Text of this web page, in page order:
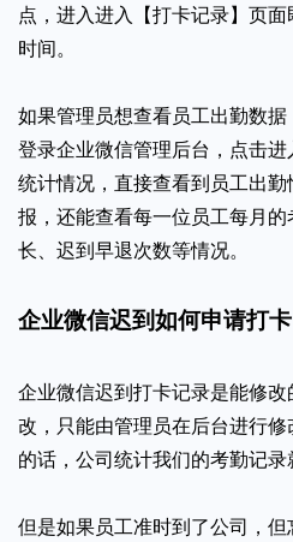
点，进入进入【打卡记录】页
时间。
如果管理员想查看员工出勤数
登录企业微信管理后台，点击进
统计情况，直接查看到员工出
报，还能查看每一位员工每月
长、迟到早退次数等情况。
企业微信迟到如何申请打卡
企业微信迟到打卡记录是能修
改，只能由管理员在后台进行
的话，公司统计我们的考勤记录
但是如果员工准时到了公司，